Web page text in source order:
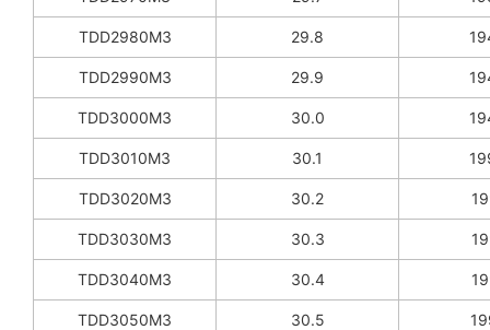
TDD2980M3 29.8
TDD2990M3 29.9
TDD3000M3 30.0
TDD3010M3 30.1
TDD3020M3 30.2
TDD3030M3 30.3
TDD3040M3 30.4
TDD3050M3 30.5